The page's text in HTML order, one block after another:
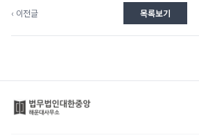
‹ 이전글 목록보기